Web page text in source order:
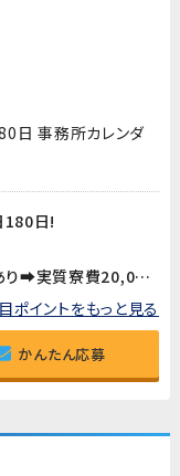
日 事務所カレンダ
180日!
《寮費無料3ヶ月、4か月目以降も補助あり➡実質寮費20,000円/月》
ポイントをもっと見る
かんたん応募